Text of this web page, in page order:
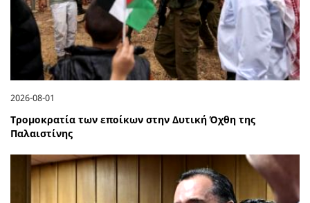
2026-08-01
Τρομοκρατία των εποίκων στην Δυτική Όχθη της
Παλαιστίνης